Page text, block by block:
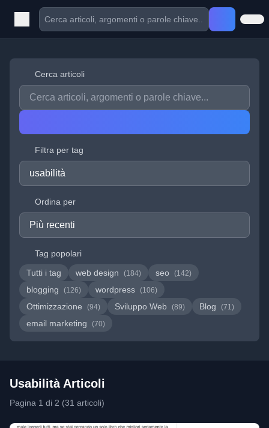
Cerca articoli
Filtra per tag
Ordina per
Tag popolari
Tutti i tag
web design (184) seo (142)
blogging (126) wordpress (106)
Ottimizzazione (94) Sviluppo Web (89) Blog (71)
email marketing (70)
Usabilità Articoli
Pagina 1 di 2 (31 articoli)